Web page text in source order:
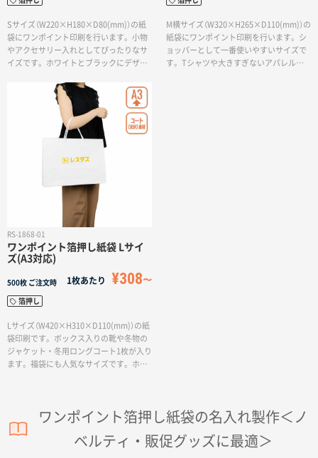
Sサイズ（W220×H180×D80(mm)）の紙
袋にワンポイント印刷を行います。小物
やアクセサリー入れとしてぴったりなサ
イズです。ホワイトとブラックにデザイ
表現します。イベントなどで納期を急が
れるお客様や、小ロットでの紙袋製作を
ご希望のお客様にも、箔押しのワンポイ
ントが入ったお洒落な紙袋を制作いたし
M横サイズ（W320×H265×D110(mm)）の
紙袋にワンポイント印刷を行います。シ
ョッパーとして一番使いやすいサイズで
す。Tシャツや大きすぎないアパレル用
RS-1868-01
ワンポイント箔押し紙袋 Lサイ
ズ(A3対応)
500枚 ご注文時 1枚あたり ¥308
箔押し
Lサイズ（W420×H310×D110(mm)）の紙
袋印刷です。ボックス入りの靴や冬物の
ジャケット・冬用ロングコート1枚が入り
ます。福袋にも人気なサイズです。ホワ
小ロットでの紙袋製作をご希望のお客様
洒落な紙袋を制作いたします。
ワンポイント箔押し紙袋の名入れ製作＜ノ
ベルティ・販促グッズに最適＞